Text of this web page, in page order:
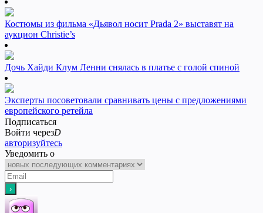
Костюмы из фильма «Дьявол носит Prada 2» выставят на
аукцион Christie’s
Дочь Хайди Клум Ленни снялась в платье с голой спиной
Эксперты посоветовали сравнивать цены с предложениями
европейского ретейла
Подписаться
Войти черезD
авторизуйтесь
Уведомить о